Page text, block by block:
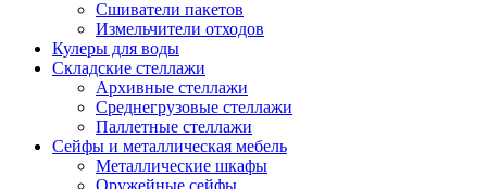
Сшиватели пакетов
Измельчители отходов
Кулеры для воды
Складские стеллажи
Архивные стеллажи
Среднегрузовые стеллажи
Паллетные стеллажи
Сейфы и металлическая мебель
Металлические шкафы
Оружейные сейфы